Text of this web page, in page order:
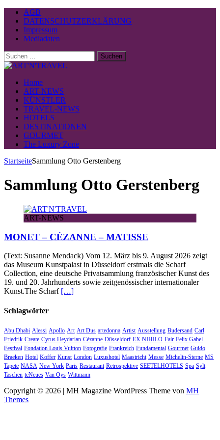
AGB
DATENSCHUTZERKLÄRUNG
Impressum
Mediadaten
Suchen
nach:
Home
ART-NEWS
KÜNSTLER
TRAVEL-NEWS
HOTELS
DESTINATIONEN
GOURMET
The Luxury Zone
StartseiteSammlung Otto Gerstenberg
Sammlung Otto Gerstenberg
ART-NEWS
MONET – CÉZANNE – MATISSE
(Text: Susanne Mendack) Vom 12. März bis 9. August 2026 zeigt
das Museum Kunstpalast in Düsseldorf erstmals die Scharf
Collection, eine deutsche Privatsammlung französischer Kunst des
19. und 20. Jahrhunderts sowie zeitgenössischer internationaler
Kunst.The Scharf […]
Schlagwörter
Abu Dhabi Alessi Apollo Art Art Dus artedonna Artist Ausstellung Budersand Carl
Friedrik Create Cyrus Heydarian Cézanne Düsseldorf EX NIHILO Fair Felix Gabel
Festival Fondation Louis Vuitton Fotografie Frankreich Fundamental Gourmet Guido
Braeken Hotel Koffer Kunst London Luxushotel Maastricht Messe Michelin-Sterne MS
Tapete NASA New York Paris Restaurant Retrospektive SEETELHOTELS Spa Sylt
Taschen teNeues Van Oys Wittmann
Copyright © 2026 | MH Magazine WordPress Theme von MH
Themes